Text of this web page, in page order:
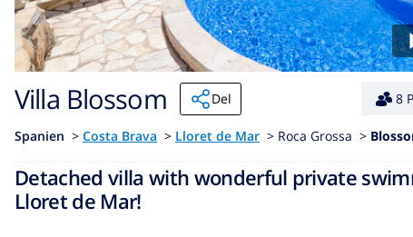
Villa Blossom Del 8
Spanien > Costa Brava > Lloret de Mar > Roca Grossa >
Detached villa with wonderful private
Lloret de Mar!